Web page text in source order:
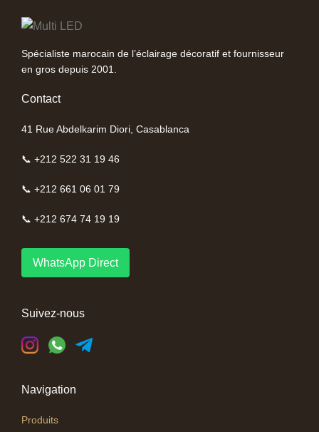
Spécialiste marocain de l’éclairage décoratif et fournisseur
en gros depuis 2001.
Contact
41 Rue Abdelkarim Diori, Casablanca
📞 +212 522 31 19 46
📞 +212 661 06 01 79
📞 +212 674 74 19 19
WhatsApp Direct
Suivez-nous
Navigation
Produits